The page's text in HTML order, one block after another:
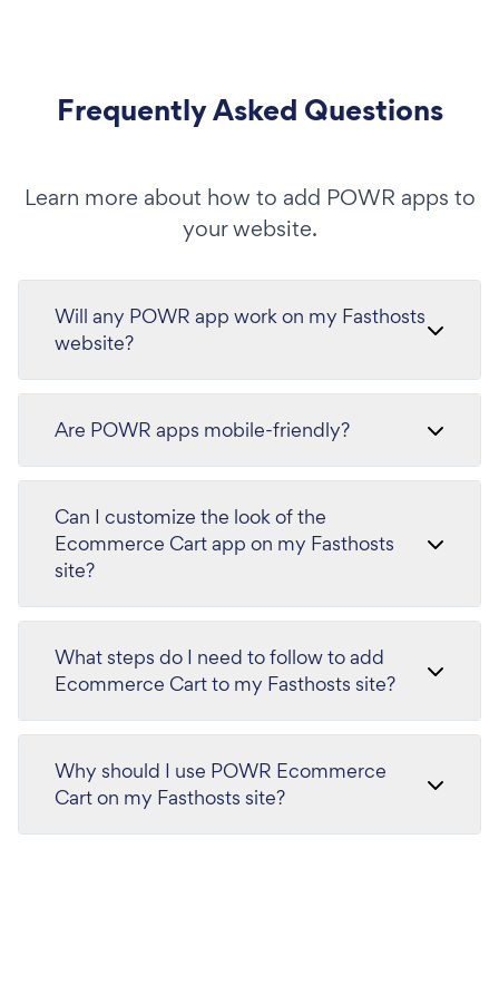
Frequently Asked Questions
Learn more about how to add POWR apps to
your website.
Will any POWR app work on my Fasthosts
website?
Are POWR apps mobile-friendly?
Can I customize the look of the
Ecommerce Cart app on my Fasthosts
site?
What steps do I need to follow to add
Ecommerce Cart to my Fasthosts site?
Why should I use POWR Ecommerce
Cart on my Fasthosts site?